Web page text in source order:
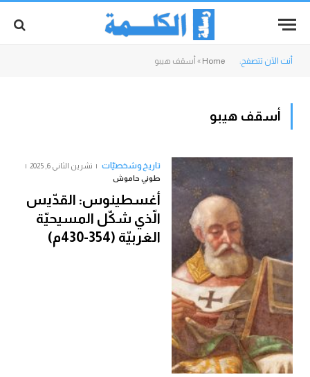
أنت الآن تتصفح: Home
» أسقف هيبو
أسقف هيبو
تاريخ وشخصيّات
تشرين الثاني 6, 2025
طوني حاموش
أغسطينوس: القدّيس
الّذي شكّل المسيحيّة
الغربيّة (354-430م)